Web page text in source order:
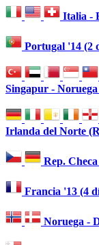
Italia -
Portugal '14 (2
Singapur -
Irlanda del Norte
Rep.
Francia '13 (4
Noruega -